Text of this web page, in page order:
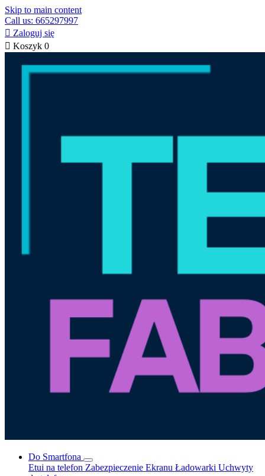
Skip to main content
Call us: 665297997
 Zaloguj się
 Koszyk 0
Do Smartfona
Etui na telefon Zabezpieczenie Ekranu Ładowarki Uchwyty